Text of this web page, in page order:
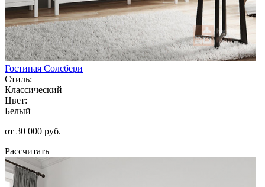
Гостиная Солсбери
Стиль:
Классический
Цвет:
Белый
от 30 000 руб.
Рассчитать